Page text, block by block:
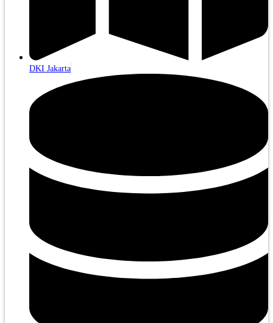
DKI Jakarta